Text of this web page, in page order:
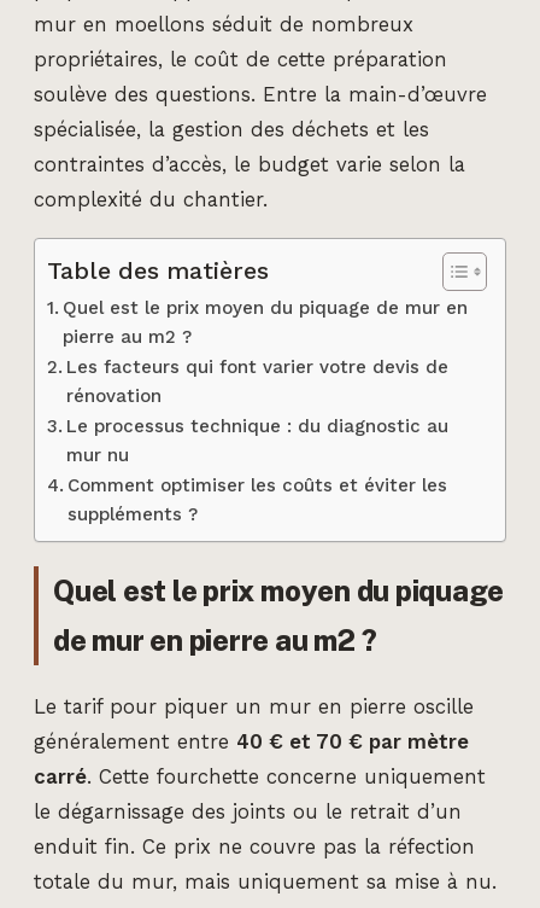
mur en moellons séduit de nombreux
propriétaires, le coût de cette préparation
soulève des questions. Entre la main-d’œuvre
spécialisée, la gestion des déchets et les
contraintes d’accès, le budget varie selon la
complexité du chantier.
Table des matières
Quel est le prix moyen du piquage de mur en
pierre au m2 ?
Les facteurs qui font varier votre devis de
rénovation
Le processus technique : du diagnostic au
mur nu
Comment optimiser les coûts et éviter les
suppléments ?
Quel est le prix moyen du piquage
de mur en pierre au m2 ?
Le tarif pour piquer un mur en pierre oscille
généralement entre 40 € et 70 € par mètre
carré. Cette fourchette concerne uniquement
le dégarnissage des joints ou le retrait d’un
enduit fin. Ce prix ne couvre pas la réfection
totale du mur, mais uniquement sa mise à nu.